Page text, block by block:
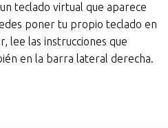
teclado virtual que aparece
poner tu propio teclado en
lee las instrucciones que
en la barra lateral derecha.